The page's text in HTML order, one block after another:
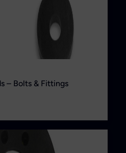
– Bolts & Fittings